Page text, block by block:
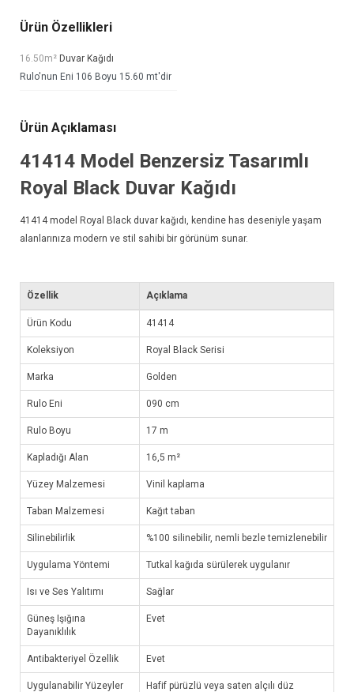
Ürün Özellikleri
16.50m² Duvar Kağıdı
Rulo'nun Eni 106 Boyu 15.60 mt'dir
Ürün Açıklaması
41414 Model Benzersiz Tasarımlı
Royal Black Duvar Kağıdı
41414 model Royal Black duvar kağıdı , kendine has deseniyle yaşam
alanlarınıza modern ve stil sahibi bir görünüm sunar.
Özellik Açıklama
Ürün Kodu 41414
Koleksiyon Royal Black Serisi
Marka Golden
Rulo Eni 090 cm
Rulo Boyu 17 m
Kapladığı Alan 16,5 m²
Yüzey Malzemesi Vinil kaplama
Taban Malzemesi Kağıt taban
Silinebilirlik %100 silinebilir, nemli bezle temizlenebilir
Uygulama Yöntemi Tutkal kağıda sürülerek uygulanır
Isı ve Ses Yalıtımı Sağlar
Güneş Işığına
Dayanıklılık
Evet
Antibakteriyel Özellik Evet
Uygulanabilir Yüzeyler
Hafif pürüzlü veya saten alçılı düz